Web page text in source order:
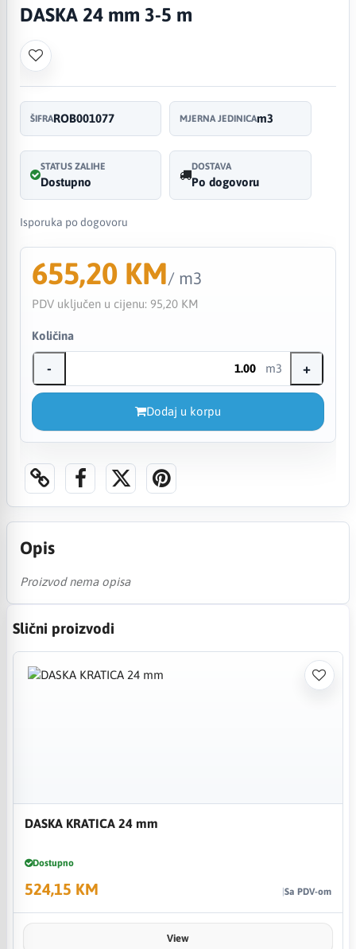
DASKA 24 mm 3-5 m
ŠIFRAROB001077 MJERNA JEDINICAm3
STATUS ZALIHE
Dostupno
DOSTAVA
Po dogovoru
Isporuka po dogovoru
655,20 KM/ m3
PDV uključen u cijenu: 95,20 KM
Količina
- m3 +
Dodaj u korpu
Opis
Proizvod nema opisa
Slični proizvodi
DASKA KRATICA 24 mm
Dostupno
524,15 KM Sa PDV-om
View